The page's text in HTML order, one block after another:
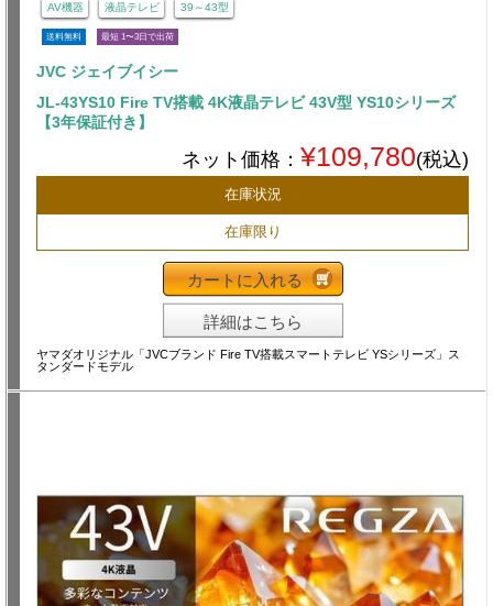
AV機器 液晶テレビ 39～43型
送料無料 最短 1〜3日で出荷
JVC ジェイブイシー
JL-43YS10 Fire TV搭載 4K液晶テレビ 43V型 YS10シリーズ
【3年保証付き】
ネット価格： ¥109,780(税込)
在庫状況
在庫限り
カートに入れる
詳細はこちら
ヤマダオリジナル「JVCブランド Fire TV搭載スマートテレビ YSシリーズ」ス
タンダードモデル